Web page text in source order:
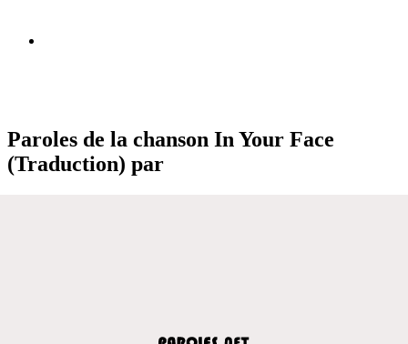
Paroles de la chanson In Your Face
(Traduction) par